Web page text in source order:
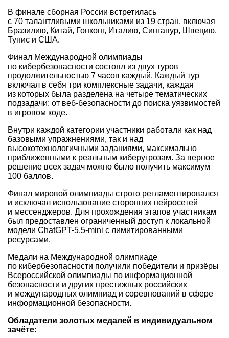
В финале сборная России встретилась
с 70 талантливыми школьниками из 19 стран, включая
Бразилию, Китай, Гонконг, Италию, Сингапур, Швецию,
Тунис и США.
Финал Международной олимпиады
по кибербезопасности состоял из двух туров
продолжительностью 7 часов каждый. Каждый тур
включал в себя три комплексные задачи, каждая
из которых была разделена на четыре тематических
подзадачи: от веб-безопасности до поиска уязвимостей
в игровом коде.
Внутри каждой категории участники работали как над
базовыми упражнениями, так и над
высокотехнологичными заданиями, максимально
приближенными к реальным киберугрозам. За верное
решение всех задач можно было получить максимум
100 баллов.
Финал мировой олимпиады строго регламентировался
и исключал использование сторонних нейросетей
и мессенджеров. Для прохождения этапов участникам
был предоставлен ограниченный доступ к локальной
модели ChatGPT-5.5-mini с лимитированными
ресурсами.
Медали на Международной олимпиаде
по кибербезопасности получили победители и призёры
Всероссийской олимпиады по информационной
безопасности и других престижных российских
и международных олимпиад и соревнований в сфере
информационной безопасности.
Обладатели золотых медалей в индивидуальном
зачёте: